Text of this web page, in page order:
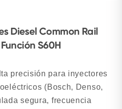
Diesel Common Rail
S60H
precisión para inyectores
(Bosch, Denso,
segura, frecuencia